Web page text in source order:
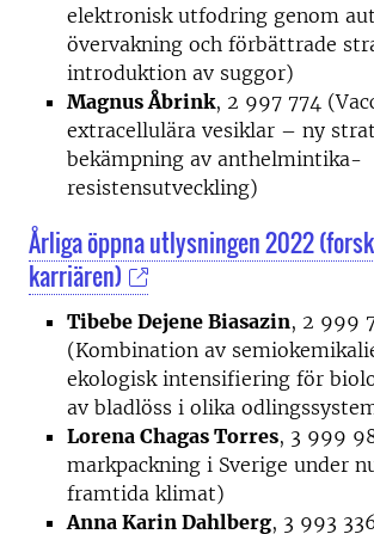
elektronisk utfodring genom
övervakning och förbättrade
introduktion av suggor)
Magnus Åbrink, 2 997 774
extracellulära vesiklar – ny
bekämpning av anthelmintika-
resistensutveckling)
Årliga öppna utlysningen 2022
karriären)
Tibebe Dejene Biasazin, 2 999
(Kombination av
ekologisk intensifiering för
av bladlöss i olika
Lorena Chagas Torres, 3 999
markpackning i Sverige under
framtida klimat)
Anna Karin Dahlberg, 3 993